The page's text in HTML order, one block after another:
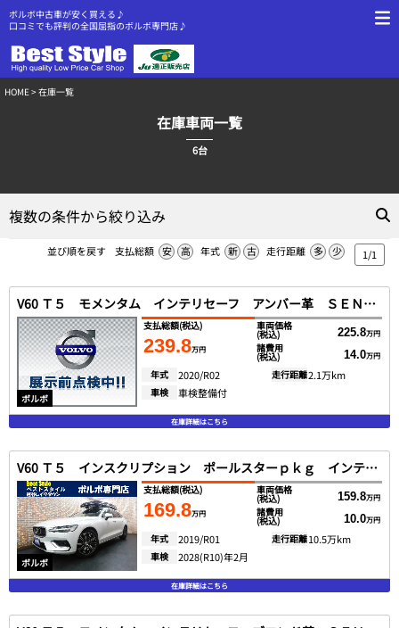
ボルボ中古車が安く買える♪
口コミでも評判の全国屈指のボルボ専門店♪
HOME > 在庫一覧
在庫車両一覧
6台
複数の条件から絞り込み
並び順を戻す 支払総額 安 高 年式 新 古 走行距離 多 少 1/1
V60 Ｔ５ モメンタム インテリセーフ アンバー革 ＳＥＮＳＵＳ ＤＴＶ 全方位カメラ スマートキー ＤＳＲＣ ＬＥＤヘッド Ｐアシスト １オナ ２０２０モデル
ボルボ
支払総額(税込)
239.8万円
車両価格
(税込) 225.8万円
諸費用
(税込) 14.0万円
年式 2020/R02 走行距離2.1万km
車検 車検整備付
在庫詳細はこちら
V60 Ｔ５ インスクリプション ポールスターｐｋｇ インテリセーフ ブロンド革 ＳＥＮＳＵＳ ＤＴＶ 全方位カメラ スマートキー ＤＳＲＣ ＬＥＤヘッド Ｐアシスト １オナ ２０１９モデル
ボルボ
支払総額(税込)
169.8万円
車両価格
(税込) 159.8万円
諸費用
(税込) 10.0万円
年式 2019/R01 走行距離10.5万km
車検 2028(R10)年2月
在庫詳細はこちら